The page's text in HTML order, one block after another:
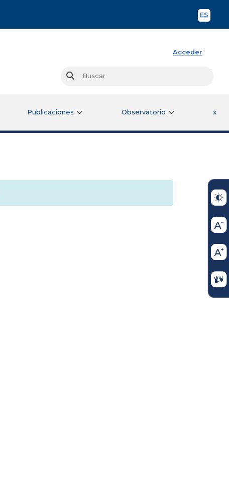
ES
Acceder
Buscar
Publicaciones Observatorio x